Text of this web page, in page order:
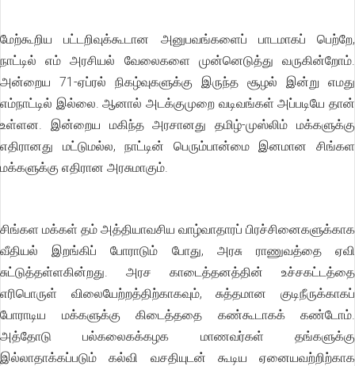
மேற்கூறிய பட்டறிவுக்கூடான அனுபவங்களைப் பாடமாகப் பெற்றே,
நாட்டில் எம் அரசியல் வேலைகளை முன்னெடுத்து வருகின்றோம்.
அன்றைய 71-ஏப்ரல் நிகழ்வுகளுக்கு இருந்த சூழல் இன்று எமது
எம்நாட்டில் இல்லை. ஆனால் அடக்குமுறை வடிவங்கள் அப்படியே தான்
உள்ளன. இன்றைய மகிந்த அரசானது தமிழ்-முஸ்லிம் மக்களுக்கு
எதிரானது மட்டுமல்ல, நாட்டின் பெரும்பான்மை இனமான சிங்கள
மக்களுக்கு எதிரான அரசுமாகும்.
சிங்கள மக்கள் தம் அத்தியாவசிய வாழ்வாதாரப் பிரச்சினைகளுக்காக
வீதியல் இறங்கிப் போராடும் போது, அரசு ராணுவத்தை ஏவி
சுட்டுத்தள்ளகின்றது. அரச காடைத்தனத்தின் உச்சகட்டத்தை
எரிபொருள் விலையேற்றத்திற்காகவும், சுத்தமான குடிநீருக்காகப்
போராடிய மக்களுக்கு கிடைத்ததை கண்கூடாகக் கண்டோம்.
அத்தோடு பல்கலைகக்கழக மாணவர்கள் தங்களுக்கு
இல்லாதாக்கப்படும் கல்வி வசதியுடன் கூடிய ஏனையவற்றிற்காக